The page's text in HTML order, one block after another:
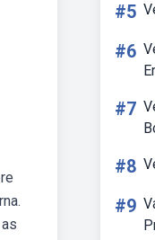
#5
#6
#7
#8
#9